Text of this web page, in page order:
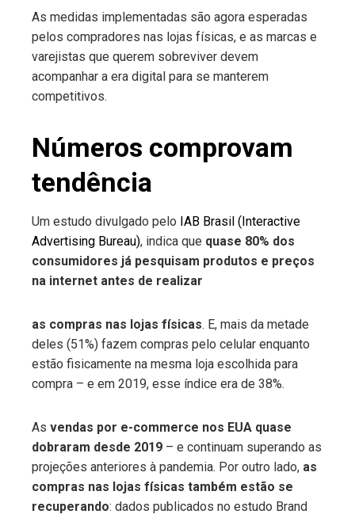
As medidas implementadas são agora esperadas
pelos compradores nas lojas físicas, e as marcas e
varejistas que querem sobreviver devem
acompanhar a era digital para se manterem
competitivos.
Números comprovam
tendência
Um estudo divulgado pelo IAB Brasil (Interactive
Advertising Bureau), indica que quase 80% dos
consumidores já pesquisam produtos e preços
na internet antes de realizar
as compras nas lojas físicas. E, mais da metade
deles (51%) fazem compras pelo celular enquanto
estão fisicamente na mesma loja escolhida para
compra – e em 2019, esse índice era de 38%.
As vendas por e-commerce nos EUA quase
dobraram desde 2019 – e continuam superando as
projeções anteriores à pandemia. Por outro lado, as
compras nas lojas físicas também estão se
recuperando: dados publicados no estudo Brand